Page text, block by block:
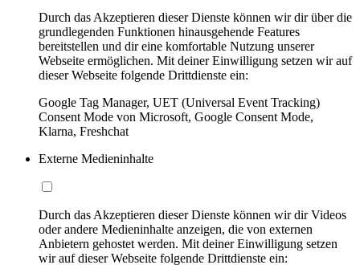
Durch das Akzeptieren dieser Dienste können wir dir über die
grundlegenden Funktionen hinausgehende Features
bereitstellen und dir eine komfortable Nutzung unserer
Webseite ermöglichen. Mit deiner Einwilligung setzen wir auf
dieser Webseite folgende Drittdienste ein:
Google Tag Manager, UET (Universal Event Tracking)
Consent Mode von Microsoft, Google Consent Mode,
Klarna, Freshchat
Externe Medieninhalte
Durch das Akzeptieren dieser Dienste können wir dir Videos
oder andere Medieninhalte anzeigen, die von externen
Anbietern gehostet werden. Mit deiner Einwilligung setzen
wir auf dieser Webseite folgende Drittdienste ein: